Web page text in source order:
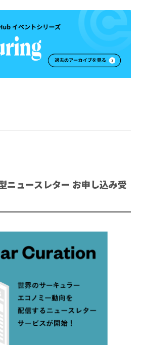
ニュースレター お申し込み受